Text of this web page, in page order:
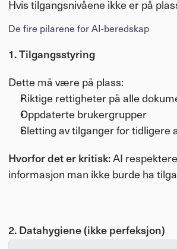
Hvis tilgangsnivåene ikke er på
De fire pilarene for AI-beredskap
1. Tilgangsstyring
Dette må være på plass:
Riktige rettigheter på alle
Oppdaterte brukergrupper
Sletting av tilganger for tidligere
Hvorfor det er kritisk: AI
informasjon man ikke burde ha
2. Datahygiene (ikke perfeksjon)